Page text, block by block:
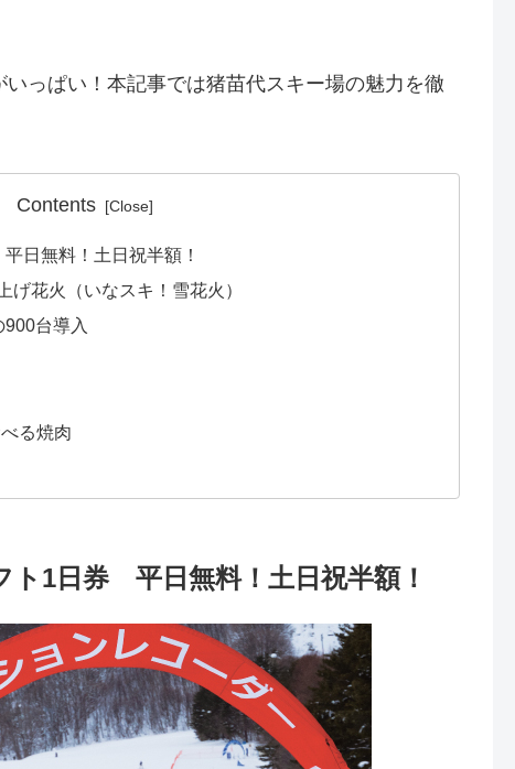
っぱい！本記事では猪苗代スキー場の魅力を徹
Contents
日無料！土日祝半額！
花火（いなスキ！雪花火）
台導入
る焼肉
ト1日券 平日無料！土日祝半額！